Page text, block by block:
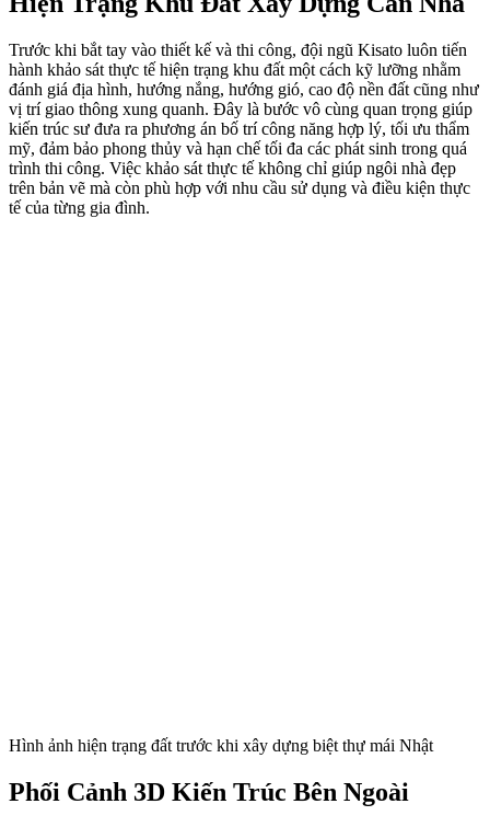
Trước khi bắt tay vào thiết kế và thi công, đội ngũ Kisato luôn tiến
hành khảo sát thực tế hiện trạng khu đất một cách kỹ lưỡng nhằm
đánh giá địa hình, hướng nắng, hướng gió, cao độ nền đất cũng như
vị trí giao thông xung quanh. Đây là bước vô cùng quan trọng giúp
kiến trúc sư đưa ra phương án bố trí công năng hợp lý, tối ưu thẩm
mỹ, đảm bảo phong thủy và hạn chế tối đa các phát sinh trong quá
trình thi công. Việc khảo sát thực tế không chỉ giúp ngôi nhà đẹp
trên bản vẽ mà còn phù hợp với nhu cầu sử dụng và điều kiện thực
tế của từng gia đình.
Hình ảnh hiện trạng đất trước khi xây dựng biệt thự mái Nhật
Phối Cảnh 3D Kiến Trúc Bên Ngoài